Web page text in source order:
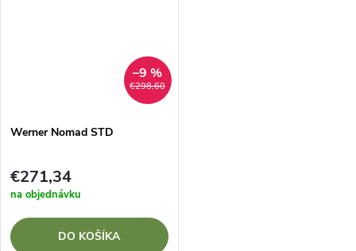
€298,60
–9 %
Werner Nomad STD
€271,34
na objednávku
DO KOŠÍKA